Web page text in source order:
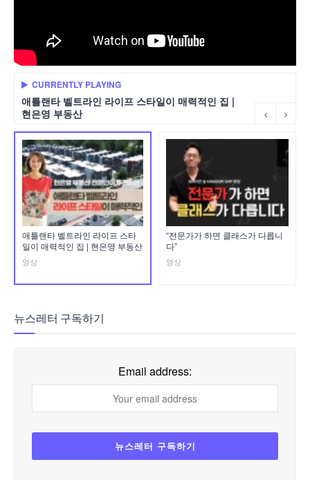
CURRENTLY PLAYING
애틀랜타 벨트라인 라이프 스타일이 매력적인 집 |
현은영 부동산
애틀랜타 벨트라인 라이프 스타
일이 매력적인 집 | 현은영 부동산
영상
“전문가가 하면 클래스가 다릅니
다”
영상
뉴스레터 구독하기
Email address: